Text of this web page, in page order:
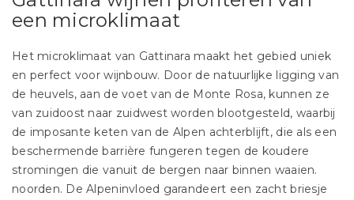
een microklimaat
Het microklimaat van Gattinara maakt het gebied uniek
en perfect voor wijnbouw. Door de natuurlijke ligging van
de heuvels, aan de voet van de Monte Rosa, kunnen ze
van zuidoost naar zuidwest worden blootgesteld, waarbij
de imposante keten van de Alpen achterblijft, die als een
beschermende barrière fungeren tegen de koudere
stromingen die vanuit de bergen naar binnen waaien.
noorden. De Alpeninvloed garandeert een zacht briesje